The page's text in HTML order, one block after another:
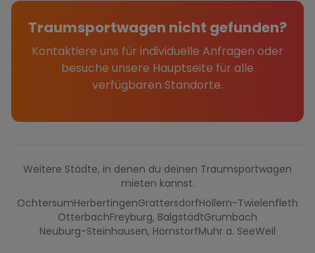
Traumsportwagen nicht gefunden?
Kontaktiere uns für individuelle Anfragen oder
besuche unsere Hauptseite für alle
verfügbaren Standorte.
Weitere Städte, in denen du deinen Traumsportwagen
mieten kannst.
OchtersumHerbertingenGrattersdorfHollern-Twielenfleth
OtterbachFreyburg, BalgstädtGrumbach
Neuburg-Steinhausen, HornstorfMuhr a. SeeWeil